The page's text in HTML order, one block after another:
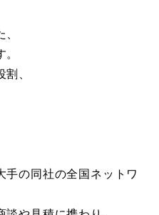
、
手の同社の全国ネットワ